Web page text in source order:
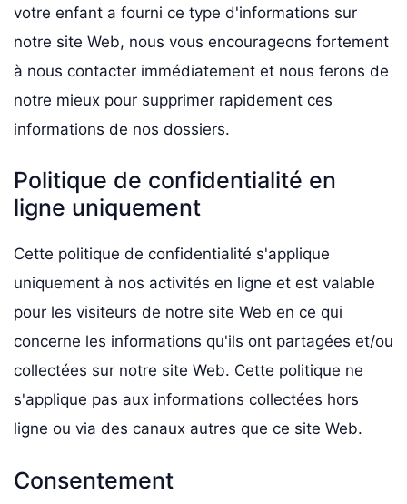
votre enfant a fourni ce type d'informations sur
notre site Web, nous vous encourageons fortement
à nous contacter immédiatement et nous ferons de
notre mieux pour supprimer rapidement ces
informations de nos dossiers.
Politique de confidentialité en
ligne uniquement
Cette politique de confidentialité s'applique
uniquement à nos activités en ligne et est valable
pour les visiteurs de notre site Web en ce qui
concerne les informations qu'ils ont partagées et/ou
collectées sur notre site Web. Cette politique ne
s'applique pas aux informations collectées hors
ligne ou via des canaux autres que ce site Web.
Consentement